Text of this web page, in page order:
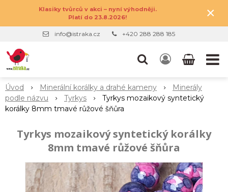
Klasiky tvůrců v akci – nyní výhodněji.
Platí do 23.8.2026!
×
info@istraka.cz +420 288 288 185
Úvod Minerální korálky a drahé kameny
Minerály
podle názvu
Tyrkys
Tyrkys mozaikový syntetický
korálky 8mm tmavé růžové šňůra
Tyrkys mozaikový syntetický korálky
8mm tmavé růžové šňůra